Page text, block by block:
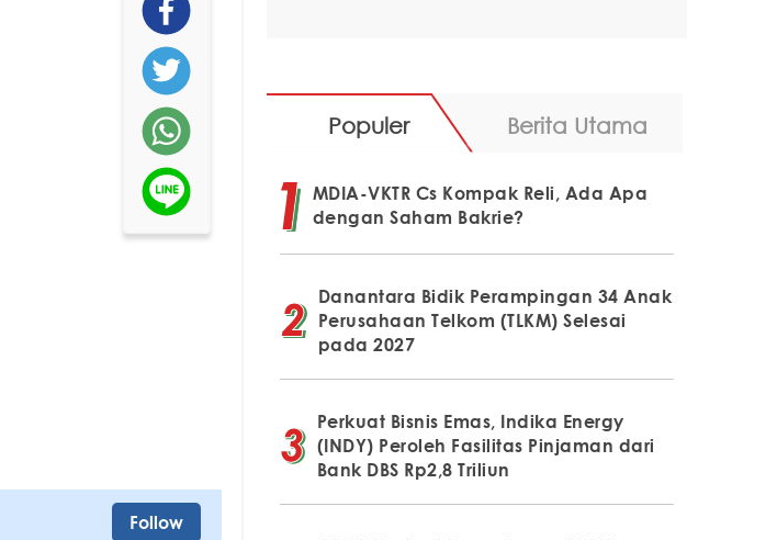
Follow
Populer Berita Utama
MDIA-VKTR Cs Kompak Reli, Ada Apa
dengan Saham Bakrie?
Danantara Bidik Perampingan 34 Anak
Perusahaan Telkom (TLKM) Selesai
pada 2027
Perkuat Bisnis Emas, Indika Energy
(INDY) Peroleh Fasilitas Pinjaman dari
Bank DBS Rp2,8 Triliun